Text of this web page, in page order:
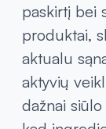
paskirtį bei
produktai,
aktualu
aktyvių
dažnai